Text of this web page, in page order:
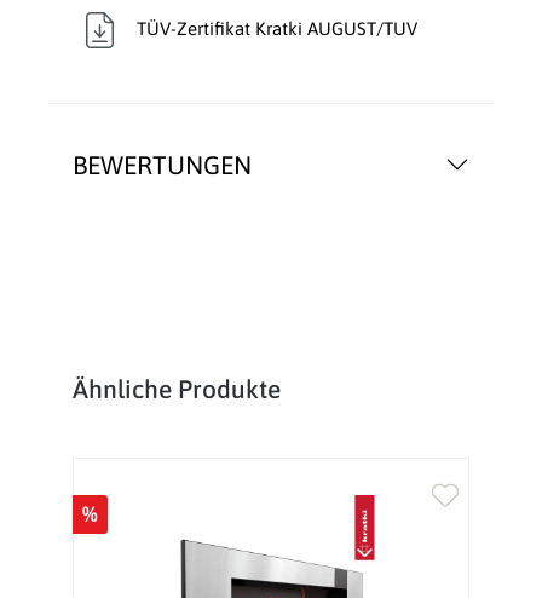
BEWERTUNGEN
TÜV-Zertifikat Kratki AUGUST/TUV
Produktgalerie überspringen
Ähnliche Produkte
%